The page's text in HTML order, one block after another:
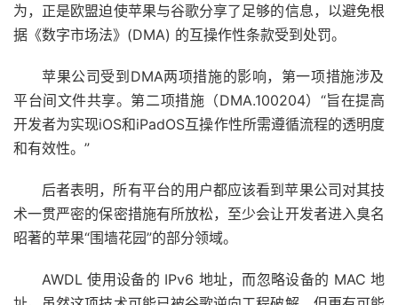
为，正是欧盟迫使苹果与谷歌分享了足够的信息，以避免根
据《数字市场法》(DMA) 的互操作性条款受到处罚。
苹果公司受到DMA两项措施的影响，第一项措施涉及
平台间文件共享。第二项措施（DMA.100204）“旨在提高
开发者为实现iOS和iPadOS互操作性所需遵循流程的透明度
和有效性。”
后者表明，所有平台的用户都应该看到苹果公司对其技
术一贯严密的保密措施有所放松，至少会让开发者进入臭名
昭著的苹果“围墙花园”的部分领域。
AWDL 使用设备的 IPv6 地址，而忽略设备的 MAC 地